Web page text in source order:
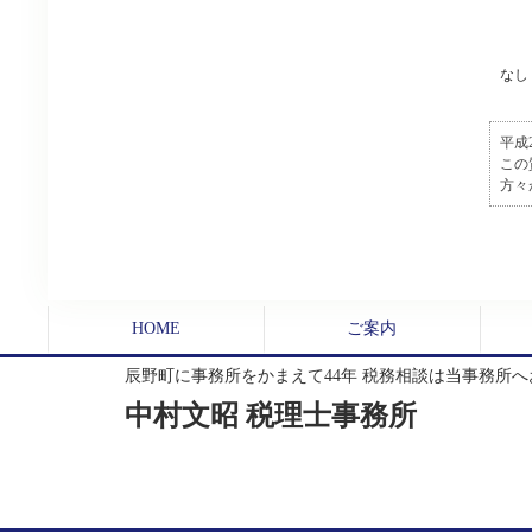
なし
平成
こ
方々
HOME ご案内
辰野町に事務所をかまえて44年 税務相談は当事務所
中村文昭 税理士事務所